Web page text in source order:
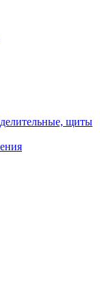
щиты